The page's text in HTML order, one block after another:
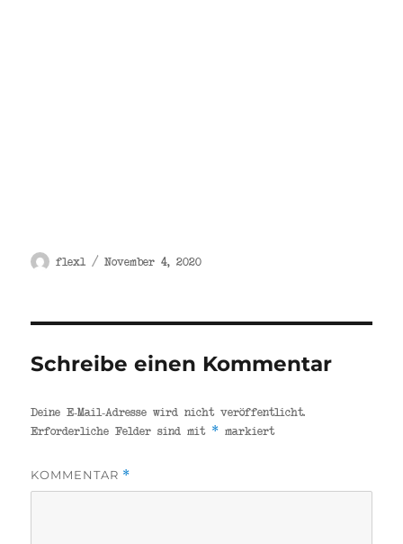
Autor
flex1
Veröffentlicht
November 4, 2020
Schreibe einen Kommentar
Deine E-Mail-Adresse wird nicht veröffentlicht.
Erforderliche Felder sind mit * markiert
KOMMENTAR *